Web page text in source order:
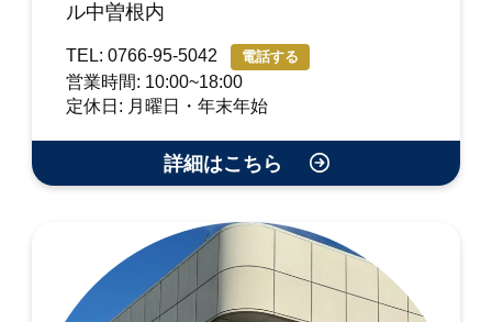
ル中曽根内
TEL: 0766-95-5042 電話する
営業時間: 10:00~18:00
定休日: 月曜日・年末年始
詳細はこちら